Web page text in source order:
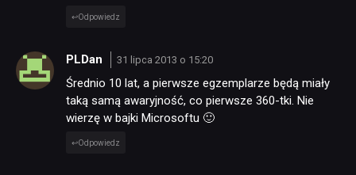
Odpowiedz
PLDan 31 lipca 2013 o 15:20
Średnio 10 lat, a pierwsze egzemplarze będą miały
taką samą awaryjność, co pierwsze 360-tki. Nie
wierzę w bajki Microsoftu 🙂
Odpowiedz